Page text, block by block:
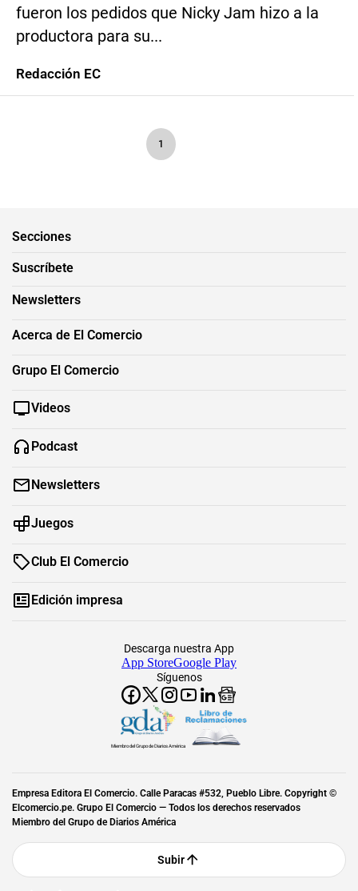
fueron los pedidos que Nicky Jam hizo a la
productora para su...
Redacción EC
1
Secciones
Suscríbete
Newsletters
Acerca de El Comercio
Grupo El Comercio
Videos
Podcast
Newsletters
Juegos
Club El Comercio
Edición impresa
Síguenos
Descarga nuestra App
App StoreGoogle Play
Miembro del Grupo de Diarios América
Empresa Editora El Comercio. Calle Paracas #532, Pueblo Libre. Copyright ©
Elcomercio.pe. Grupo El Comercio — Todos los derechos reservados
Miembro del Grupo de Diarios América
Subir